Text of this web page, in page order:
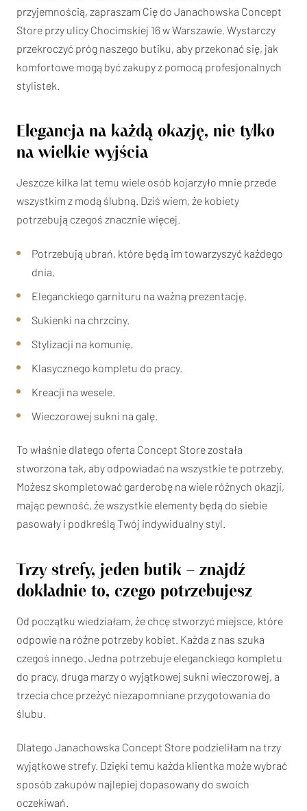
przyjemnością, zapraszam Cię do Janachowska Concept
Store przy ulicy Chocimskiej 16 w Warszawie. Wystarczy
przekroczyć próg naszego butiku, aby przekonać się, jak
komfortowe mogą być zakupy z pomocą profesjonalnych
stylistek.
Elegancja na każdą okazję, nie tylko
na wielkie wyjścia
Jeszcze kilka lat temu wiele osób kojarzyło mnie przede
wszystkim z modą ślubną. Dziś wiem, że kobiety
potrzebują czegoś znacznie więcej.
Potrzebują ubrań, które będą im towarzyszyć każdego
dnia.
Eleganckiego garnituru na ważną prezentację.
Sukienki na chrzciny.
Stylizacji na komunię.
Klasycznego kompletu do pracy.
Kreacji na wesele.
Wieczorowej sukni na galę.
To właśnie dlatego oferta Concept Store została
stworzona tak, aby odpowiadać na wszystkie te potrzeby.
Możesz skompletować garderobę na wiele różnych okazji,
mając pewność, że wszystkie elementy będą do siebie
pasowały i podkreślą Twój indywidualny styl.
Trzy strefy, jeden butik – znajdź
dokładnie to, czego potrzebujesz
Od początku wiedziałam, że chcę stworzyć miejsce, które
odpowie na różne potrzeby kobiet. Każda z nas szuka
czegoś innego. Jedna potrzebuje eleganckiego kompletu
do pracy, druga marzy o wyjątkowej sukni wieczorowej, a
trzecia chce przeżyć niezapomniane przygotowania do
ślubu.
Dlatego Janachowska Concept Store podzieliłam na trzy
wyjątkowe strefy. Dzięki temu każda klientka może wybrać
sposób zakupów najlepiej dopasowany do swoich
oczekiwań.